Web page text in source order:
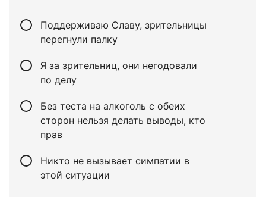
Поддерживаю Славу, зрительницы
перегнули палку
Я за зрительниц, они негодовали
по делу
Без теста на алкоголь с обеих
сторон нельзя делать выводы, кто
прав
Никто не вызывает симпатии в
этой ситуации